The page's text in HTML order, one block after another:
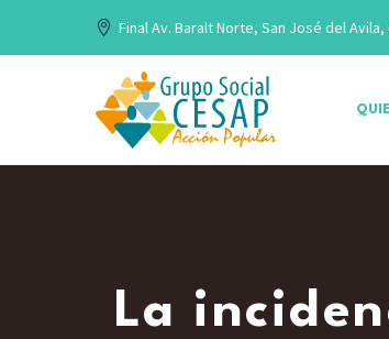
Final Av. Baralt Norte, San José del
La